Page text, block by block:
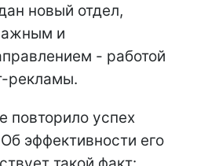
новый отдел,
и
- работой
рекламы.
повторило успех
эффективности его